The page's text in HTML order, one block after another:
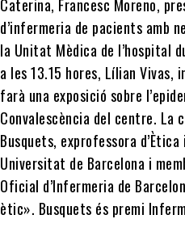
Caterina, Francesc Moreno,
d’infermeria de pacients amb
la Unitat Mèdica de l’hospital
a les 13.15 hores, Lílian Vivas,
farà una exposició sobre
Convalescència del centre.
Busquets, exprofessora
Universitat de Barcelona i
Oficial d’Infermeria de
ètic». Busquets és premi